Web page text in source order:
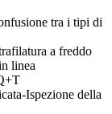
tra i tipi di
a freddo
linea
Ispezione della